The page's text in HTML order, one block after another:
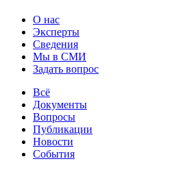
О нас
Эксперты
Сведения
Мы в СМИ
Задать вопрос
Всё
Документы
Вопросы
Публикации
Новости
События